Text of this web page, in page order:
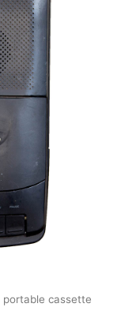
portable cassette